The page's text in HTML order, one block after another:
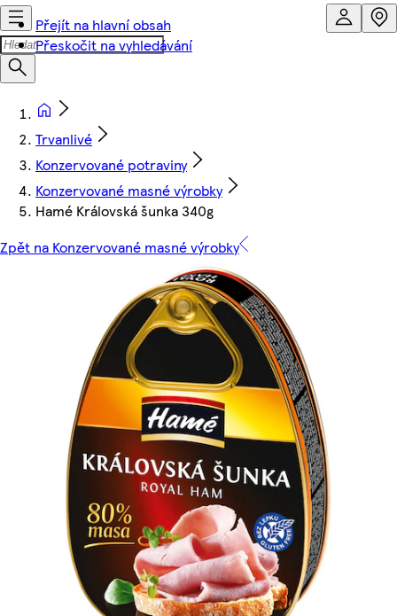
Přejít na hlavní obsah
Přeskočit na vyhledávání
Trvanlivé
Konzervované potraviny
Konzervované masné výrobky
Hamé Královská šunka 340g
Zpět na Konzervované masné výrobky